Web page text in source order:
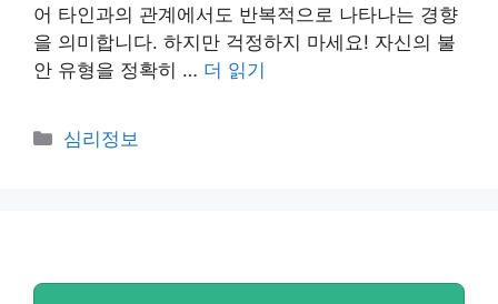
어 타인과의 관계에서도 반복적으로 나타나는 경향
을 의미합니다. 하지만 걱정하지 마세요! 자신의 불
안 유형을 정확히 … 더 읽기
카
심리정보